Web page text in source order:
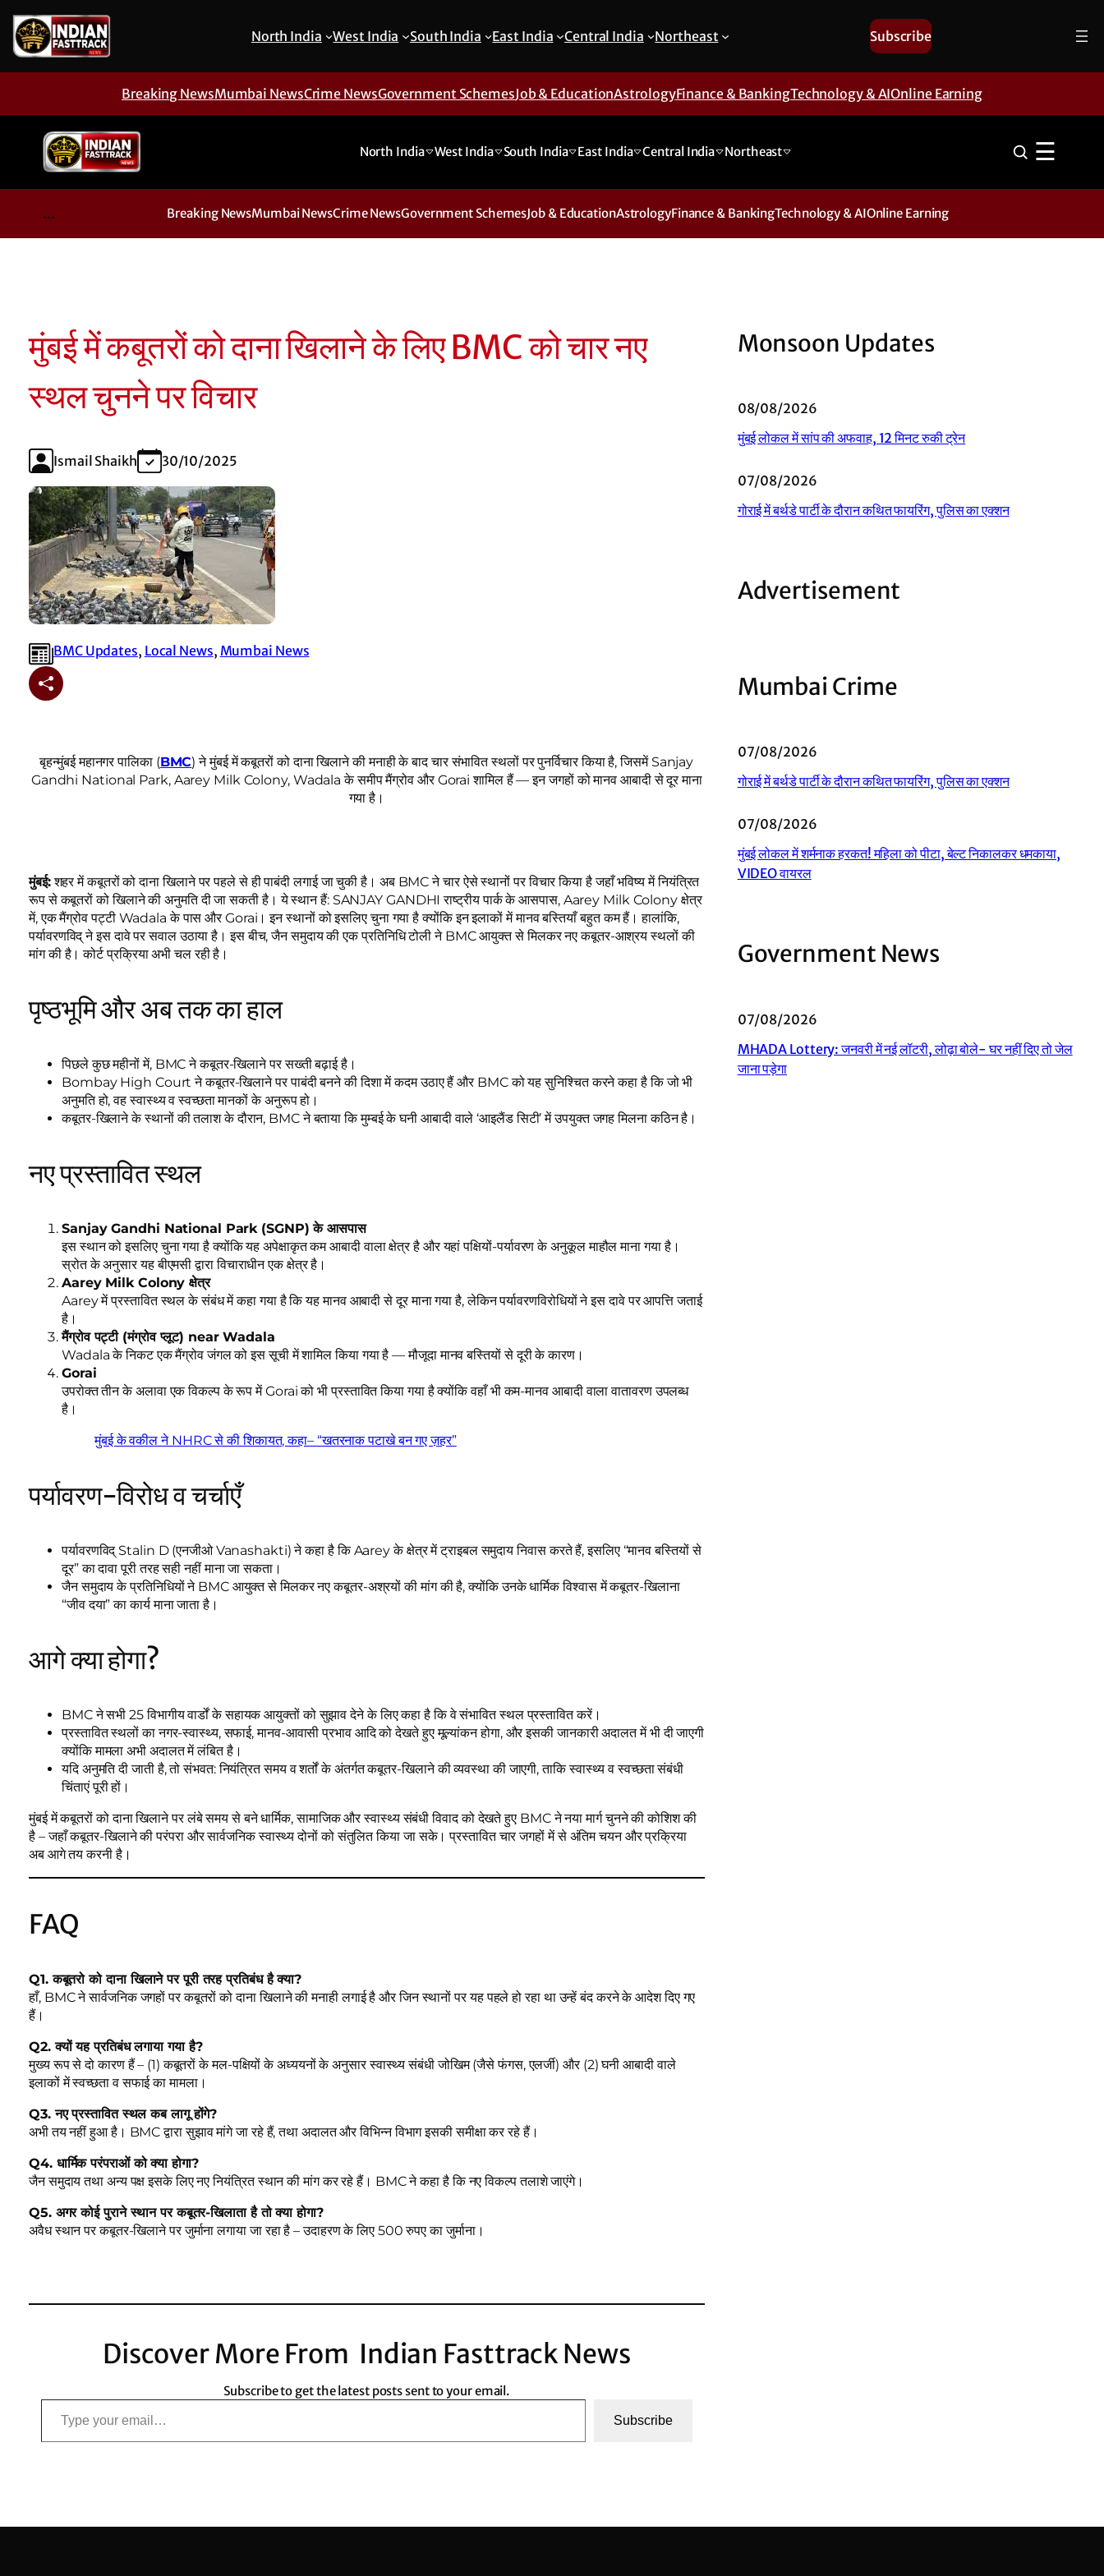
North India West India South India East India Central India Northeast Subscribe
Breaking NewsMumbai NewsCrime NewsGovernment SchemesJob & EducationAstrologyFinance & BankingTechnology & AIOnline Earning
North India West India South India East India Central India Northeast ☰
... Breaking NewsMumbai NewsCrime NewsGovernment SchemesJob & EducationAstrologyFinance & BankingTechnology & AIOnline Earning
मुंबई में कबूतरों को दाना खिलाने के लिए BMC को चार नए
स्थल चुनने पर विचार
Ismail Shaikh 30/10/2025
BMC Updates, Local News, Mumbai News
बृहन्मुंबई महानगर पालिका (BMC) ने मुंबई में कबूतरों को दाना खिलाने की मनाही के बाद चार संभावित स्थलों पर पुनर्विचार किया है, जिसमें Sanjay
Gandhi National Park, Aarey Milk Colony, Wadala के समीप मैंग्रोव और Gorai शामिल हैं — इन जगहों को मानव आबादी से दूर माना
गया है।
मुंबई:शहर में कबूतरों को दाना खिलाने पर पहले से ही पाबंदी लगाई जा चुकी है। अब BMC ने चार ऐसे स्थानों पर विचार किया है जहाँ भविष्य में नियंत्रित
रूप से कबूतरों को खिलाने की अनुमति दी जा सकती है। ये स्थान हैं: SANJAY GANDHI राष्ट्रीय पार्क के आसपास, Aarey Milk Colony क्षेत्र
में, एक मैंग्रोव पट्टी Wadala के पास और Gorai। इन स्थानों को इसलिए चुना गया है क्योंकि इन इलाकों में मानव बस्तियाँ बहुत कम हैं। हालांकि,
पर्यावरणविद् ने इस दावे पर सवाल उठाया है। इस बीच, जैन समुदाय की एक प्रतिनिधि टोली ने BMC आयुक्त से मिलकर नए कबूतर-आश्रय स्थलों की
मांग की है। कोर्ट प्रक्रिया अभी चल रही है।
पृष्ठभूमि और अब तक का हाल
पिछले कुछ महीनों में, BMC ने कबूतर-खिलाने पर सख्ती बढ़ाई है।
Bombay High Court ने कबूतर-खिलाने पर पाबंदी बनने की दिशा में कदम उठाए हैं और BMC को यह सुनिश्चित करने कहा है कि जो भी
अनुमति हो, वह स्वास्थ्य व स्वच्छता मानकों के अनुरूप हो।
कबूतर-खिलाने के स्थानों की तलाश के दौरान, BMC ने बताया कि मुम्बई के घनी आबादी वाले ‘आइलैंड सिटी’ में उपयुक्त जगह मिलना कठिन है।
नए प्रस्तावित स्थल
Sanjay Gandhi National Park (SGNP) के आसपास
इस स्थान को इसलिए चुना गया है क्योंकि यह अपेक्षाकृत कम आबादी वाला क्षेत्र है और यहां पक्षियों-पर्यावरण के अनुकूल माहौल माना गया है।
स्रोत के अनुसार यह बीएमसी द्वारा विचाराधीन एक क्षेत्र है।
Aarey Milk Colony क्षेत्र
Aarey में प्रस्तावित स्थल के संबंध में कहा गया है कि यह मानव आबादी से दूर माना गया है, लेकिन पर्यावरणविरोधियों ने इस दावे पर आपत्ति जताई
है।
मैंग्रोव पट्टी (मंग्रोव प्लूट) near Wadala
Wadala के निकट एक मैंग्रोव जंगल को इस सूची में शामिल किया गया है — मौजूदा मानव बस्तियों से दूरी के कारण।
Gorai
उपरोक्त तीन के अलावा एक विकल्प के रूप में Gorai को भी प्रस्तावित किया गया है क्योंकि वहाँ भी कम-मानव आबादी वाला वातावरण उपलब्ध
है।
मुंबई के वकील ने NHRC से की शिकायत, कहा– “खतरनाक पटाखे बन गए ज़हर”
पर्यावरण-विरोध व चर्चाएँ
पर्यावरणविद् Stalin D (एनजीओ Vanashakti) ने कहा है कि Aarey के क्षेत्र में ट्राइबल समुदाय निवास करते हैं, इसलिए “मानव बस्तियों से
दूर” का दावा पूरी तरह सही नहीं माना जा सकता।
जैन समुदाय के प्रतिनिधियों ने BMC आयुक्त से मिलकर नए कबूतर-अश्रयों की मांग की है, क्योंकि उनके धार्मिक विश्वास में कबूतर-खिलाना
“जीव दया” का कार्य माना जाता है।
आगे क्या होगा?
BMC ने सभी 25 विभागीय वार्डों के सहायक आयुक्तों को सुझाव देने के लिए कहा है कि वे संभावित स्थल प्रस्तावित करें।
प्रस्तावित स्थलों का नगर-स्वास्थ्य, सफाई, मानव-आवासी प्रभाव आदि को देखते हुए मूल्यांकन होगा, और इसकी जानकारी अदालत में भी दी जाएगी
क्योंकि मामला अभी अदालत में लंबित है।
यदि अनुमति दी जाती है, तो संभवत: नियंत्रित समय व शर्तों के अंतर्गत कबूतर-खिलाने की व्यवस्था की जाएगी, ताकि स्वास्थ्य व स्वच्छता संबंधी
चिंताएं पूरी हों।
मुंबई में कबूतरों को दाना खिलाने पर लंबे समय से बने धार्मिक, सामाजिक और स्वास्थ्य संबंधी विवाद को देखते हुए BMC ने नया मार्ग चुनने की कोशिश की
है – जहाँ कबूतर-खिलाने की परंपरा और सार्वजनिक स्वास्थ्य दोनों को संतुलित किया जा सके। प्रस्तावित चार जगहों में से अंतिम चयन और प्रक्रिया
अब आगे तय करनी है।
FAQ
Q1. कबूतरो को दाना खिलाने पर पूरी तरह प्रतिबंध है क्या?
हाँ, BMC ने सार्वजनिक जगहों पर कबूतरों को दाना खिलाने की मनाही लगाई है और जिन स्थानों पर यह पहले हो रहा था उन्हें बंद करने के आदेश दिए गए
हैं।
Q2. क्यों यह प्रतिबंध लगाया गया है?
मुख्य रूप से दो कारण हैं – (1) कबूतरों के मल-पक्षियों के अध्ययनों के अनुसार स्वास्थ्य संबंधी जोखिम (जैसे फंगस, एलर्जी) और (2) घनी आबादी वाले
इलाकों में स्वच्छता व सफाई का मामला।
Q3. नए प्रस्तावित स्थल कब लागू होंगे?
अभी तय नहीं हुआ है। BMC द्वारा सुझाव मांगे जा रहे हैं, तथा अदालत और विभिन्न विभाग इसकी समीक्षा कर रहे हैं।
Q4. धार्मिक परंपराओं को क्या होगा?
जैन समुदाय तथा अन्य पक्ष इसके लिए नए नियंत्रित स्थान की मांग कर रहे हैं। BMC ने कहा है कि नए विकल्प तलाशे जाएंगे।
Q5. अगर कोई पुराने स्थान पर कबूतर-खिलाता है तो क्या होगा?
अवैध स्थान पर कबूतर-खिलाने पर जुर्माना लगाया जा रहा है – उदाहरण के लिए 500 रुपए का जुर्माना।
Discover More From Indian Fasttrack News
Subscribe to get the latest posts sent to your email.
Type your email…
Subscribe
Monsoon Updates
08/08/2026
मुंबई लोकल में सांप की अफवाह, 12 मिनट रुकी ट्रेन
07/08/2026
गोराई में बर्थडे पार्टी के दौरान कथित फायरिंग, पुलिस का एक्शन
Advertisement
Mumbai Crime
07/08/2026
गोराई में बर्थडे पार्टी के दौरान कथित फायरिंग, पुलिस का एक्शन
07/08/2026
मुंबई लोकल में शर्मनाक हरकत! महिला को पीटा, बेल्ट निकालकर धमकाया,
VIDEO वायरल
Government News
07/08/2026
MHADA Lottery: जनवरी में नई लॉटरी, लोढ़ा बोले- घर नहीं दिए तो जेल
जाना पड़ेगा